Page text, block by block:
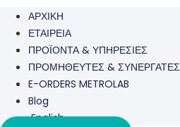
ΑΡΧΙΚΗ
ΕΤΑΙΡΕΙΑ
ΠΡΟΪΟΝΤΑ & ΥΠΗΡΕΣΙΕΣ
ΠΡΟΜΗΘΕΥΤΕΣ & ΣΥΝΕΡΓΑΤΕΣ
E-ORDERS METROLAB
Blog
English